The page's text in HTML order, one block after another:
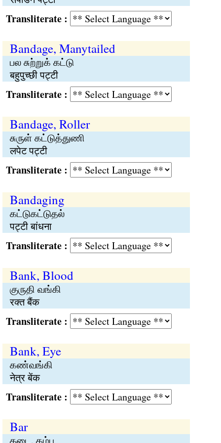
:
Bandage, Manytailed
பல சுற்றுக் கட்டு
बहुपुच्छी पट्टी
:
Bandage, Roller
சுருள் கட்டுத்துணி
लपेट पट्टी
:
Bandaging
கட்டுகட்டுதல்
पट्टी बांधना
:
Bank, Blood
குருதி வங்கி
रक्त बैंक
:
Bank, Eye
கண்வங்கி
नेत्र बेंक
:
Bar
தடை, கம்பு